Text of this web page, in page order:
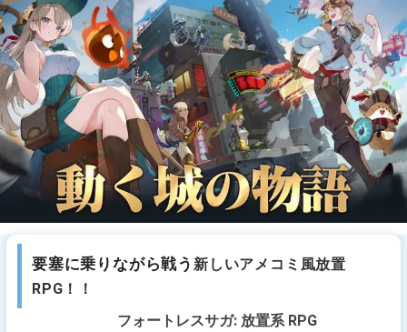
要塞に乗りながら戦う 新しいアメコミ風放置
RPG！！
フォートレスサガ: 放置系 RPG